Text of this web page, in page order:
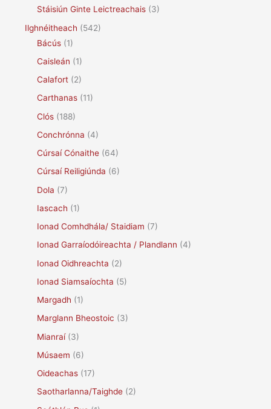
Stáisiún Ginte Leictreachais (3)
Ilghnéitheach (542)
Bácús (1)
Caisleán (1)
Calafort (2)
Carthanas (11)
Clós (188)
Conchrónna (4)
Cúrsaí Cónaithe (64)
Cúrsaí Reiligiúnda (6)
Dola (7)
Iascach (1)
Ionad Comhdhála/ Staidiam (7)
Ionad Garraíodóireachta / Plandlann (4)
Ionad Oidhreachta (2)
Ionad Siamsaíochta (5)
Margadh (1)
Marglann Bheostoic (3)
Mianraí(3)
Músaem (6)
Oideachas (17)
Saotharlanna/Taighde (2)